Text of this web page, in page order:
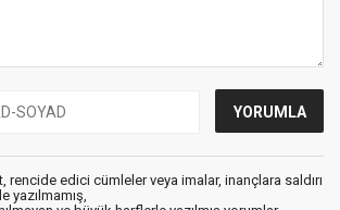
rencide edici cümleler veya imalar, inançlara saldırı
yazılmamış,